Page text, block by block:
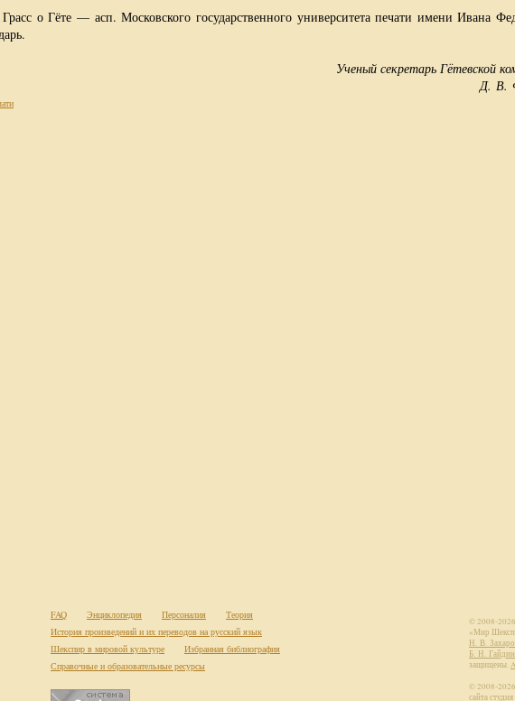
о Гёте — асп. Московского государственного университета печати имени Ивана
Ученый секретарь Гётевской
Д. В.
FAQ Энциклопедия Персоналия
Теория
История произведений и их переводов на русский язык
Шекспир в мировой культуре
Избранная библиография
Справочные и образовательные ресурсы
© 2008-
«Мир
Н. В.
Б. Н.
защищены.
© 2008-2026
сайта